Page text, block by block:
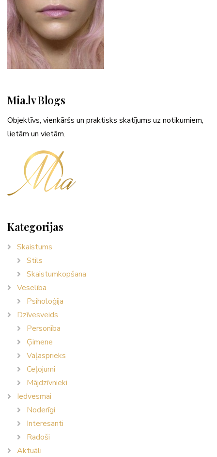
Mia.lv Blogs
Objektīvs, vienkāršs un praktisks skatījums uz notikumiem,
lietām un vietām.
Kategorijas
Skaistums
Stils
Skaistumkopšana
Veselība
Psiholoģija
Dzīvesveids
Personība
Ģimene
Vaļasprieks
Ceļojumi
Mājdzīvnieki
Iedvesmai
Noderīgi
Interesanti
Radoši
Aktuāli